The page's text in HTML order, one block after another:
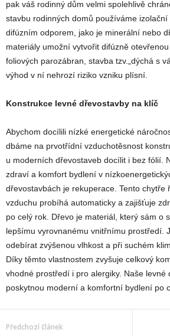
pak váš rodinný dům velmi spolehlivě
stavbu rodinných domů používáme
difúzním odporem, jako je minerální nebo
materiály umožní vytvořit difúzně
foliových parozábran, stavba tzv.„dýchá s
výhod v ní nehrozí riziko vzniku plísní.
Konstrukce levné dřevostavby na klíč
Abychom docílili nízké energetické
dbáme na prvotřídní vzduchotěsnost
u moderních dřevostaveb docílit i bez fólií.
zdraví a komfort bydlení v
dřevostavbách je rekuperace. Tento chytře
vzduchu probíhá automaticky a zajišťuje
po celý rok. Dřevo je materiál, který sám o
lepšímu vyrovnanému vnitřnímu prostředí.
odebírat zvýšenou vlhkost a při suchém
Díky těmto vlastnostem zvyšuje celkový
vhodné prostředí i pro alergiky. Naše levné
poskytnou moderní a komfortní bydlení po
Předchozí článek